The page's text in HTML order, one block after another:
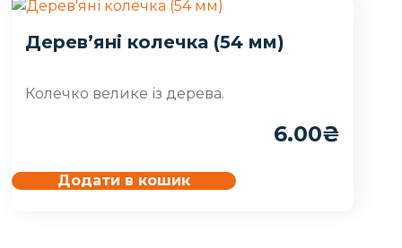
Дерев’яні колечка (54 мм)
Колечко велике із дерева.
6.00₴
Додати в кошик